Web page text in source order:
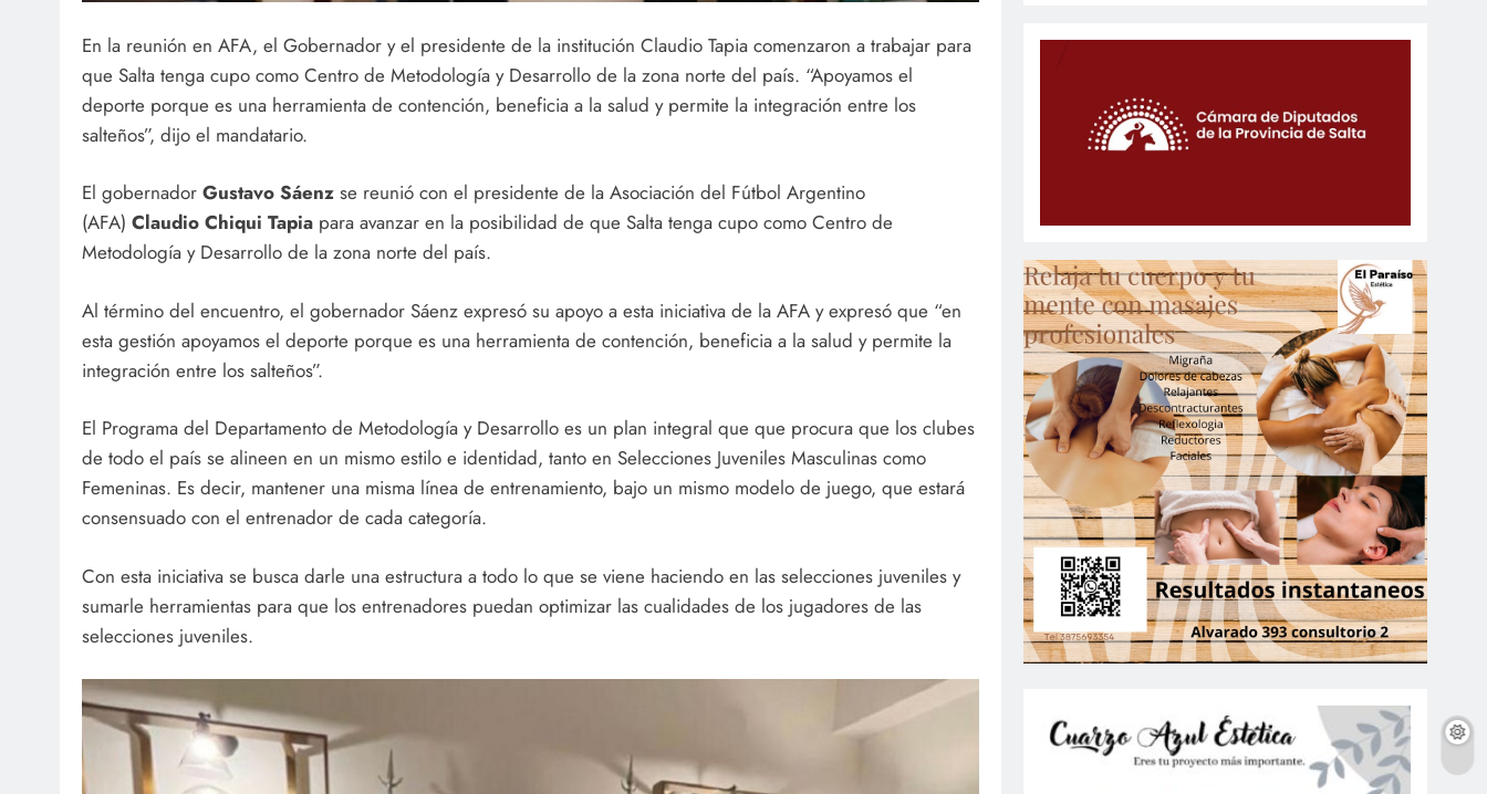
En la reunión en AFA, el Gobernador y el presidente de la institución Claudio Tapia comenzaron a trabajar para
que Salta tenga cupo como Centro de Metodología y Desarrollo de la zona norte del país. “Apoyamos el
deporte porque es una herramienta de contención, beneficia a la salud y permite la integración entre los
salteños”, dijo el mandatario.
El gobernador Gustavo Sáenz se reunió con el presidente de la Asociación del Fútbol Argentino
(AFA) Claudio Chiqui Tapia para avanzar en la posibilidad de que Salta tenga cupo como Centro de
Metodología y Desarrollo de la zona norte del país.
Al término del encuentro, el gobernador Sáenz expresó su apoyo a esta iniciativa de la AFA y expresó que “en
esta gestión apoyamos el deporte porque es una herramienta de contención, beneficia a la salud y permite la
integración entre los salteños”.
El Programa del Departamento de Metodología y Desarrollo es un plan integral que que procura que los clubes
de todo el país se alineen en un mismo estilo e identidad, tanto en Selecciones Juveniles Masculinas como
Femeninas. Es decir, mantener una misma línea de entrenamiento, bajo un mismo modelo de juego, que estará
consensuado con el entrenador de cada categoría.
Con esta iniciativa se busca darle una estructura a todo lo que se viene haciendo en las selecciones juveniles y
sumarle herramientas para que los entrenadores puedan optimizar las cualidades de los jugadores de las
selecciones juveniles.